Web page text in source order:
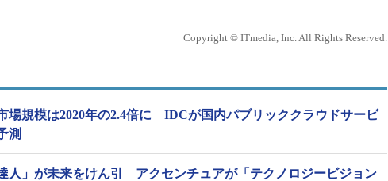
Copyright © ITmedia, Inc. All Rights Reserved.
場規模は2020年の2.4倍に IDCが国内パブリッククラウドサービ
測
人」が未来をけん引 アクセンチュアが「テクノロジービジョン